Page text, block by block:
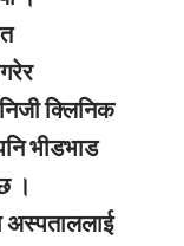
क्लिनिक
भीडभाड
।
अस्पताललाई